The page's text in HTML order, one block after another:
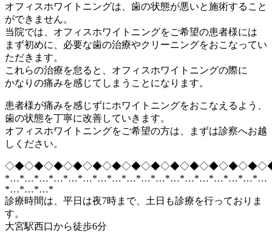
オフィスホワイトニングは、歯の状態が悪いと施術すること
ができません。
当院では、オフィスホワイトニングをご希望の患者様には
まず初めに、必要な歯の治療やクリーニングをおこなってい
ただきます。
これらの治療を怠ると、オフィスホワイトニングの際に
かなりの痛みを感じてしまうことになります。
患者様が痛みを感じずにホワイトニングをおこなえるよう、
歯の状態を丁寧に改善していきます。
オフィスホワイトニングをご希望の方は、まずは診察へお越
しください。
*…*…*…*…*…*…*…*…*…*…*…*…*…*…*…*…*…*…
*…*…*…*
診療時間は、平日は夜7時まで、土日も診療を行っておりま
す。
大宮駅西口から徒歩6分